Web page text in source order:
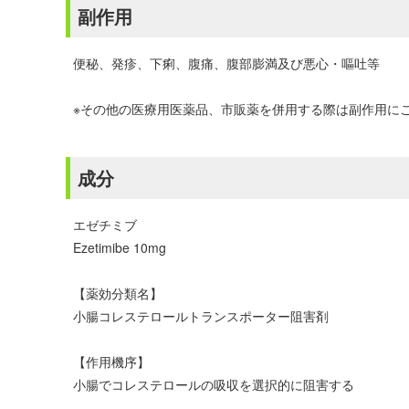
副作用
便秘、発疹、下痢、腹痛、腹部膨満及び悪心・嘔吐等
※その他の医療用医薬品、市販薬を併用する際は副作用に
成分
エゼチミブ
Ezetimibe 10mg
【薬効分類名】
小腸コレステロールトランスポーター阻害剤
【作用機序】
小腸でコレステロールの吸収を選択的に阻害する